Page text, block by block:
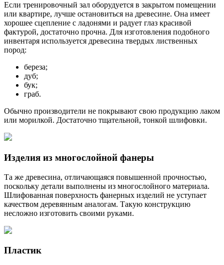
Если тренировочный зал оборудуется в закрытом помещении
или квартире, лучше остановиться на древесине. Она имеет
хорошее сцепление с ладонями и радует глаз красивой
фактурой, достаточно прочна. Для изготовления подобного
инвентаря используется древесина твердых лиственных
пород:
береза;
дуб;
бук;
граб.
Обычно производители не покрывают свою продукцию лаком
или морилкой. Достаточно тщательной, тонкой шлифовки.
Изделия из многослойной фанеры
Та же древесина, отличающаяся повышенной прочностью,
поскольку детали выполнены из многослойного материала.
Шлифованная поверхность фанерных изделий не уступает
качеством деревянным аналогам. Такую конструкцию
несложно изготовить своими руками.
Пластик